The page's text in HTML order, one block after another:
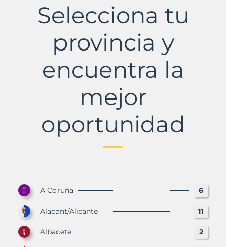
MurbalandsSelecciona tu
provincia y
encuentra la
mejor
oportunidad
A Coruña 6
Alacant/Alicante 11
Albacete 2